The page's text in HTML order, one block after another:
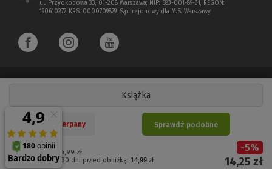
Książka
Cena regularna: 14,99zł
Najniższa cena z 30 dni przed obniżką: 14,99 zł
-5%
14,25 zł
Nakład wyczerpany Sprawdź podobne
ul. Przyokopowa 33, 01-208 Warszawa; NIP: 583-001-89-31, REGON:
190610277, KRS: 0000709879, Sąd rejonowy dla M.S. Warszawy
Copyright 1997 - 2026 Wolters Kluwer Polska Sp. z o.o.
Płatności elektroniczne
(Nowe
okno)
(Link
do